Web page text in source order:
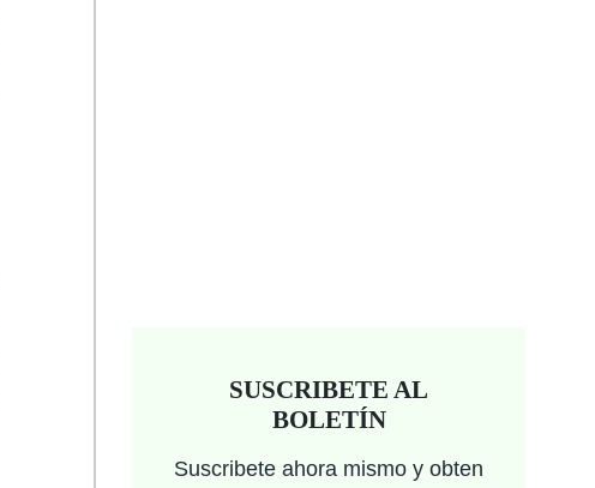
SUSCRIBETE AL
BOLETÍN
Suscribete ahora mismo y obten